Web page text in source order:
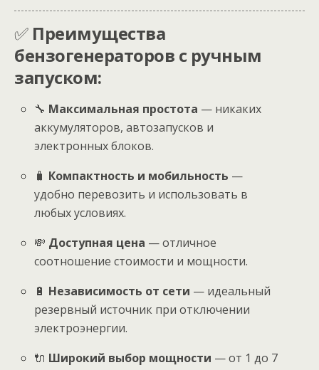
✅ Преимущества
бензогенераторов с ручным
запуском:
🔧 Максимальная простота — никаких
аккумуляторов, автозапусков и
электронных блоков.
🧳 Компактность и мобильность —
удобно перевозить и использовать в
любых условиях.
💸 Доступная цена — отличное
соотношение стоимости и мощности.
🔋 Независимость от сети — идеальный
резервный источник при отключении
электроэнергии.
🔌 Широкий выбор мощности — от 1 до 7